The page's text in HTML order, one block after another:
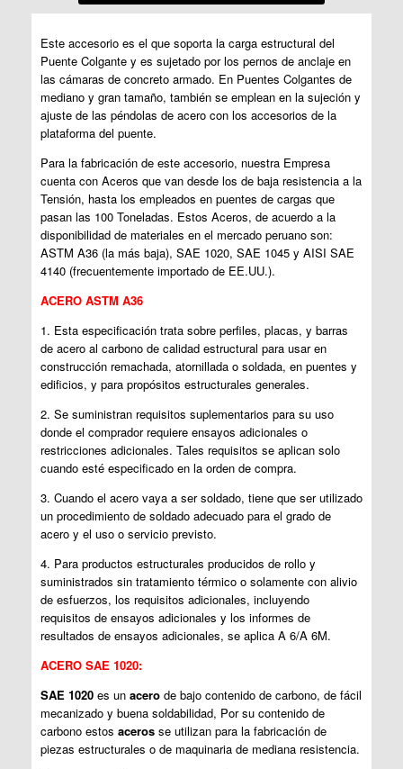
Este accesorio es el que soporta la carga estructural del
Puente Colgante y es sujetado por los pernos de anclaje en
las cámaras de concreto armado. En Puentes Colgantes de
mediano y gran tamaño, también se emplean en la sujeción y
ajuste de las péndolas de acero con los accesorios de la
plataforma del puente.
Para la fabricación de este accesorio, nuestra Empresa
cuenta con Aceros que van desde los de baja resistencia a la
Tensión, hasta los empleados en puentes de cargas que
pasan las 100 Toneladas. Estos Aceros, de acuerdo a la
disponibilidad de materiales en el mercado peruano son:
ASTM A36 (la más baja), SAE 1020, SAE 1045 y AISI SAE
4140 (frecuentemente importado de EE.UU.).
ACERO ASTM A36
1. Esta especificación trata sobre perfiles, placas, y barras
de acero al carbono de calidad estructural para usar en
construcción remachada, atornillada o soldada, en puentes y
edificios, y para propósitos estructurales generales.
2. Se suministran requisitos suplementarios para su uso
donde el comprador requiere ensayos adicionales o
restricciones adicionales. Tales requisitos se aplican solo
cuando esté especificado en la orden de compra.
3. Cuando el acero vaya a ser soldado, tiene que ser utilizado
un procedimiento de soldado adecuado para el grado de
acero y el uso o servicio previsto.
4. Para productos estructurales producidos de rollo y
suministrados sin tratamiento térmico o solamente con alivio
de esfuerzos, los requisitos adicionales, incluyendo
requisitos de ensayos adicionales y los informes de
resultados de ensayos adicionales, se aplica A 6/A 6M.
ACERO SAE 1020:
SAE 1020 es un acero de bajo contenido de carbono, de fácil
mecanizado y buena soldabilidad, Por su contenido de
carbono estos aceros se utilizan para la fabricación de
piezas estructurales o de maquinaria de mediana resistencia.